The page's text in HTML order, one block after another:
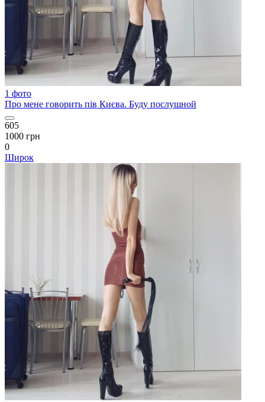
1 фото
Про мене говорить пів Києва. Буду послушной
605
1000 грн
0
Широк